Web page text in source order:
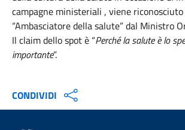
campagne ministeriali , viene
“Ambasciatore della salute” dal Ministro
Il claim dello spot è “Perché la salute è lo
importante”.
CONDIVIDI